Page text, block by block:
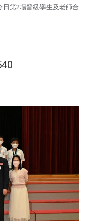
第2場晉級學生及老師合